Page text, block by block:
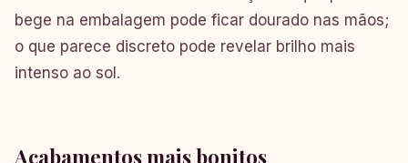
bege na embalagem pode ficar dourado nas mãos;
o que parece discreto pode revelar brilho mais
intenso ao sol.
Acabamentos mais bonitos